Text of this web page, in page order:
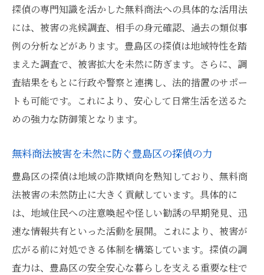
探偵の専門知識を活かした無料商法への具体的な活用法
には、被害の兆候調査、相手の身元確認、過去の類似事
例の分析などがあります。豊島区の探偵は地域特性を踏
まえた調査で、被害拡大を未然に防ぎます。さらに、調
査結果をもとに行政や警察と連携し、法的措置のサポー
トも可能です。これにより、安心して日常生活を送るた
めの強力な防御策となります。
無料商法被害を未然に防ぐ豊島区の探偵の力
豊島区の探偵は地域の詐欺傾向を熟知しており、無料商
法被害の未然防止に大きく貢献しています。具体的に
は、地域住民への注意喚起や怪しい勧誘の早期発見、迅
速な情報共有といった活動を展開。これにより、被害が
広がる前に対処できる体制を構築しています。探偵の調
査力は、豊島区の安全安心な暮らしを支える重要な柱で